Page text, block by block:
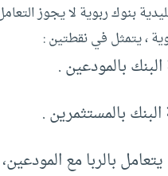
بنوك ربوية لا يجوز
، يتمثل في نقطتين :
بالمودعين .
البنك بالمستثمرين .
يتعامل بالربا مع